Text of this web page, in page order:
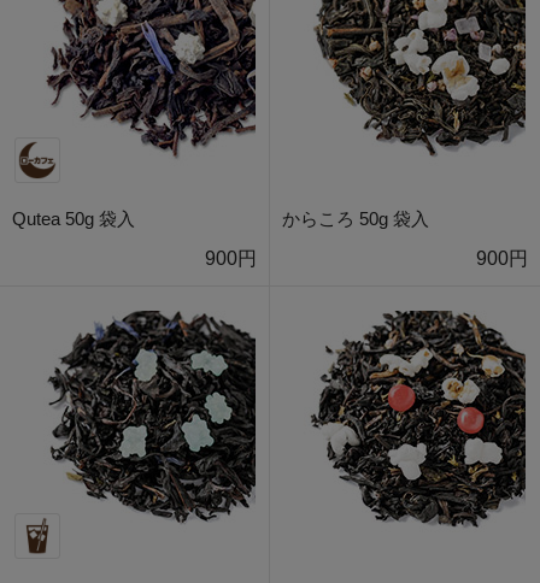
Qutea 50g 袋入
900円
からころ 50g 袋入
900円